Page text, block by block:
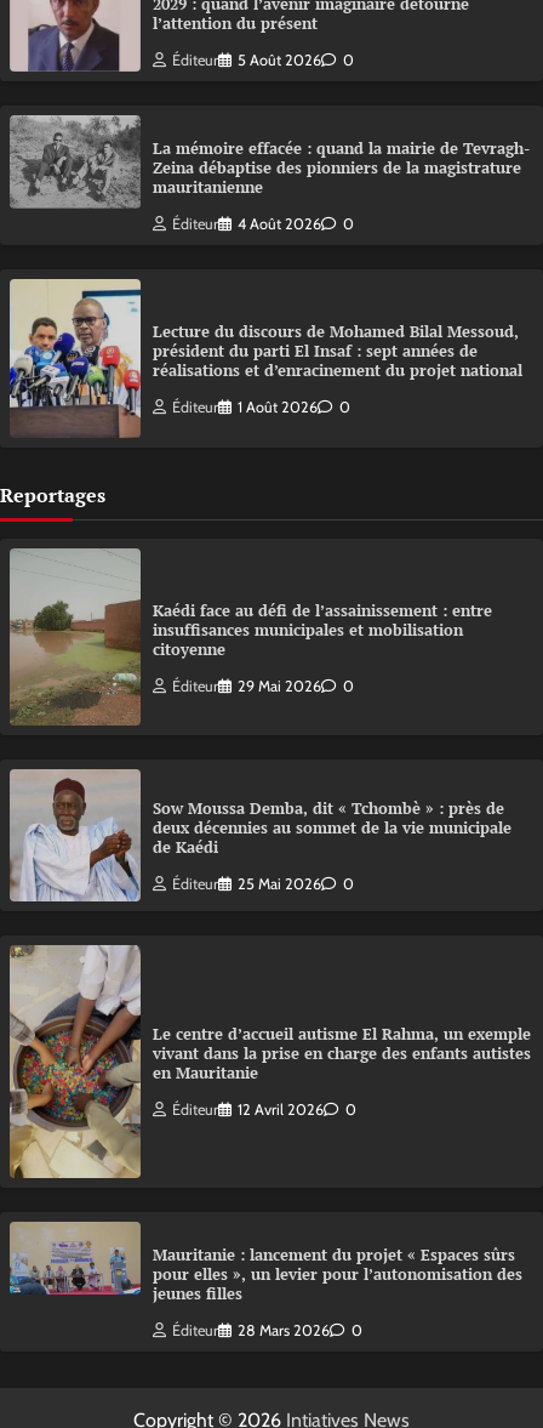
l’attention du présent
Éditeur 5 Août 2026 0
La mémoire effacée : quand la mairie de Tevragh-
Zeina débaptise des pionniers de la magistrature
mauritanienne
Éditeur 4 Août 2026 0
Lecture du discours de Mohamed Bilal Messoud,
président du parti El Insaf : sept années de
réalisations et d’enracinement du projet national
Éditeur 1 Août 2026 0
Reportages
Kaédi face au défi de l’assainissement : entre
insuffisances municipales et mobilisation
citoyenne
Éditeur 29 Mai 2026 0
Sow Moussa Demba, dit « Tchombè » : près de
deux décennies au sommet de la vie municipale
de Kaédi
Éditeur 25 Mai 2026 0
Le centre d’accueil autisme El Rahma, un exemple
vivant dans la prise en charge des enfants autistes
en Mauritanie
Éditeur 12 Avril 2026 0
Mauritanie : lancement du projet « Espaces sûrs
pour elles », un levier pour l’autonomisation des
jeunes filles
Éditeur 28 Mars 2026 0
Copyright © 2026 Intiatives News